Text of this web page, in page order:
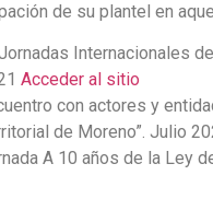
de su plantel en
Jornadas Internacionales
Acceder al sitio
con actores y
de Moreno”. Julio
A 10 años de la Ley